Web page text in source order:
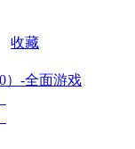
收藏